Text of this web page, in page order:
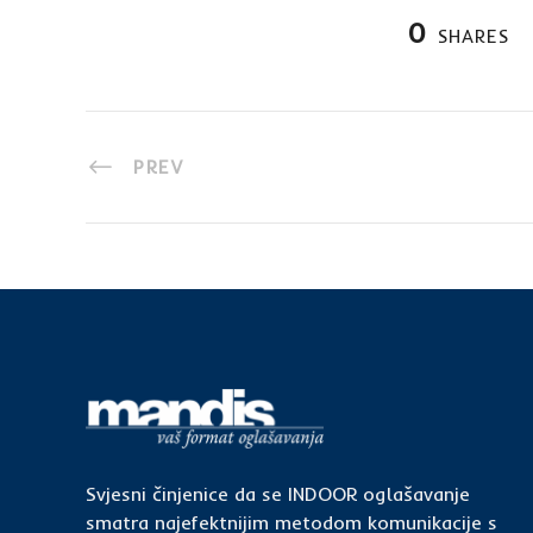
0 SHARES
PREV
Svjesni činjenice da se INDOOR oglašavanje
smatra najefektnijim metodom komunikacije s